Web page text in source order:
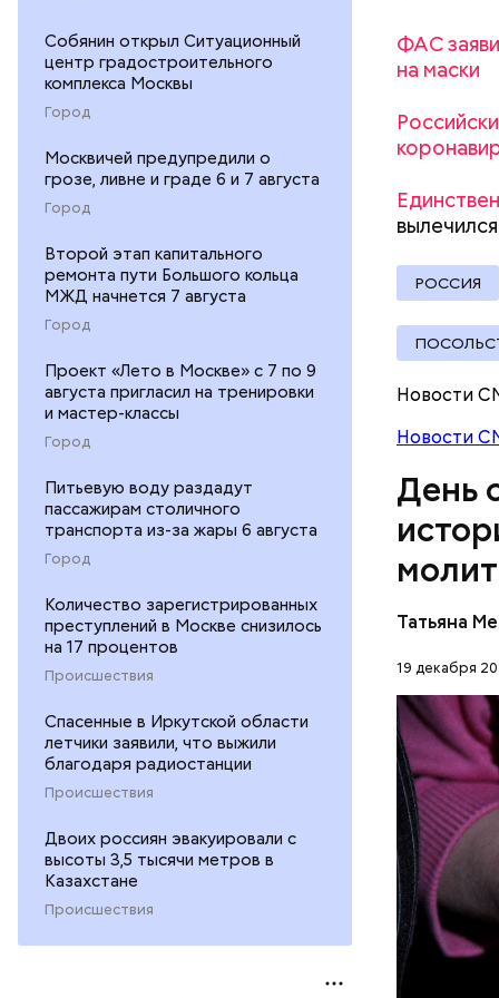
Собянин открыл Ситуационный
центр градостроительного
комплекса Москвы
Город
Москвичей предупредили о
грозе, ливне и граде 6 и 7 августа
Город
Второй этап капитального
ремонта пути Большого кольца
МЖД начнется 7 августа
Город
Проект «Лето в Москве» с 7 по 9
августа пригласил на тренировки
и мастер-классы
Город
Питьевую воду раздадут
пассажирам столичного
транспорта из-за жары 6 августа
Город
Количество зарегистрированных
преступлений в Москве снизилось
на 17 процентов
Происшествия
Спасенные в Иркутской области
летчики заявили, что выжили
благодаря радиостанции
Происшествия
Двоих россиян эвакуировали с
высоты 3,5 тысячи метров в
Казахстане
Происшествия
ФАС
на маски
вылечился
РОССИЯ
Новости
Новости
День
Татьяна
19 декабря
очень
детства
решение
храме, а
возвел в
стал
лучше
ЦЕРКОВЬ